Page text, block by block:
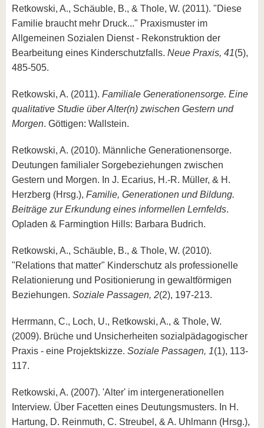
Retkowski, A., Schäuble, B., & Thole, W. (2011). "Diese
Familie braucht mehr Druck..." Praxismuster im
Allgemeinen Sozialen Dienst - Rekonstruktion der
Bearbeitung eines Kinderschutzfalls. Neue Praxis, 41(5),
485-505.
Retkowski, A. (2011). Familiale Generationensorge. Eine
qualitative Studie über Alter(n) zwischen Gestern und
Morgen. Göttigen: Wallstein.
Retkowski, A. (2010). Männliche Generationensorge.
Deutungen familialer Sorgebeziehungen zwischen
Gestern und Morgen. In J. Ecarius, H.-R. Müller, & H.
Herzberg (Hrsg.), Familie, Generationen und Bildung.
Beiträge zur Erkundung eines informellen Lernfelds.
Opladen & Farmingtion Hills: Barbara Budrich.
Retkowski, A., Schäuble, B., & Thole, W. (2010).
"Relations that matter" Kinderschutz als professionelle
Relationierung und Positionierung in gewaltförmigen
Beziehungen. Soziale Passagen, 2(2), 197-213.
Herrmann, C., Loch, U., Retkowski, A., & Thole, W.
(2009). Brüche und Unsicherheiten sozialpädagogischer
Praxis - eine Projektskizze. Soziale Passagen, 1(1), 113-
117.
Retkowski, A. (2007). 'Alter' im intergenerationellen
Interview. Über Facetten eines Deutungsmusters. In H.
Hartung, D. Reinmuth, C. Streubel, & A. Uhlmann (Hrsg.),